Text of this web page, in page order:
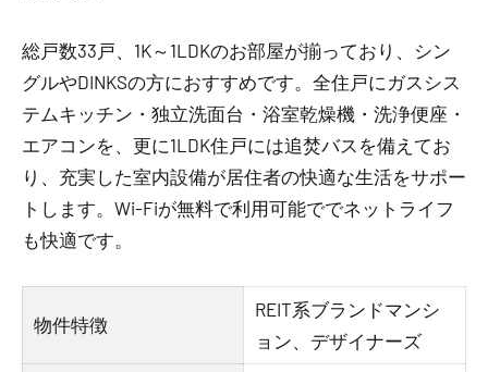
総戸数33戸、1K～1LDKのお部屋が揃っており、シン
グルやDINKSの方におすすめです。全住戸にガスシス
テムキッチン・独立洗面台・浴室乾燥機・洗浄便座・
エアコンを、更に1LDK住戸には追焚バスを備えてお
り、充実した室内設備が居住者の快適な生活をサポー
トします。Wi-Fiが無料で利用可能ででネットライフ
も快適です。
物件特徴
REIT系ブランドマンシ
ョン、デザイナーズ